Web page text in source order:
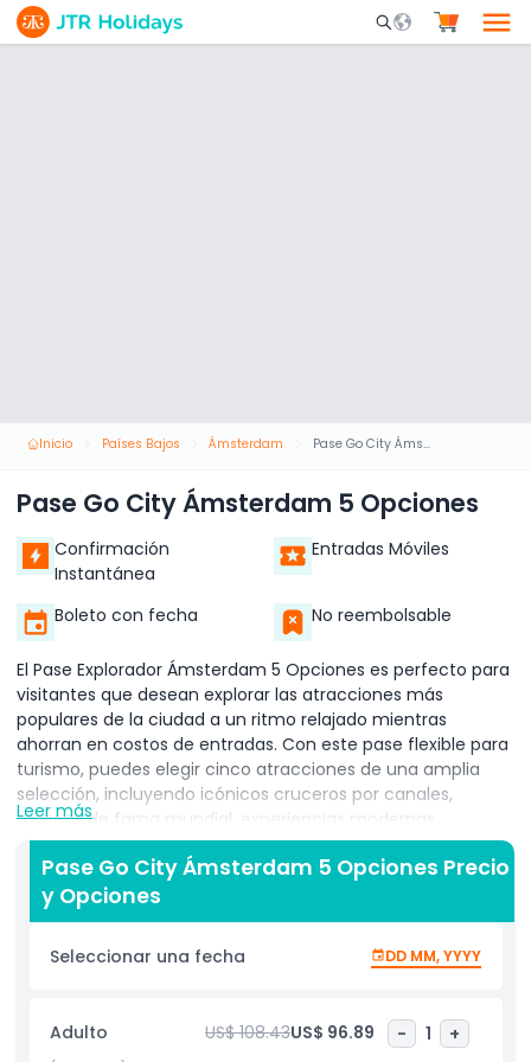
Mobile Search
Inicio Países Bajos Ámsterdam Pase Go City Ámsterdam 5 Opciones
Pase Go City Ámsterdam 5 Opciones
Confirmación
Instantánea
Entradas Móviles
Boleto con fecha No reembolsable
El Pase Explorador Ámsterdam 5 Opciones es perfecto para
visitantes que desean explorar las atracciones más
populares de la ciudad a un ritmo relajado mientras
ahorran en costos de entradas. Con este pase flexible para
turismo, puedes elegir cinco atracciones de una amplia
selección, incluyendo icónicos cruceros por canales,
museos de fama mundial, experiencias modernas,
miradores pintorescos y actividades familiares. Una vez que
visites tu primera atracción, el pase se activa y es válido
por 60 días, dándote mucho tiempo para disfrutar las
opciones restantes sin sentir prisa. El pase mantiene todo
en un código digital conveniente, eliminando la molestia de
comprar entradas por separado. Esta flexibilidad te permite
revisitando lugares favoritos, disfrutando de cafés y
mercados locales o explorando vecindarios menos
Leer más
Pase Go City Ámsterdam 5 Opciones Precio
y Opciones
Seleccionar una fecha DD MM, YYYY
Adulto US$ 108.43US$ 96.89 - 1 +